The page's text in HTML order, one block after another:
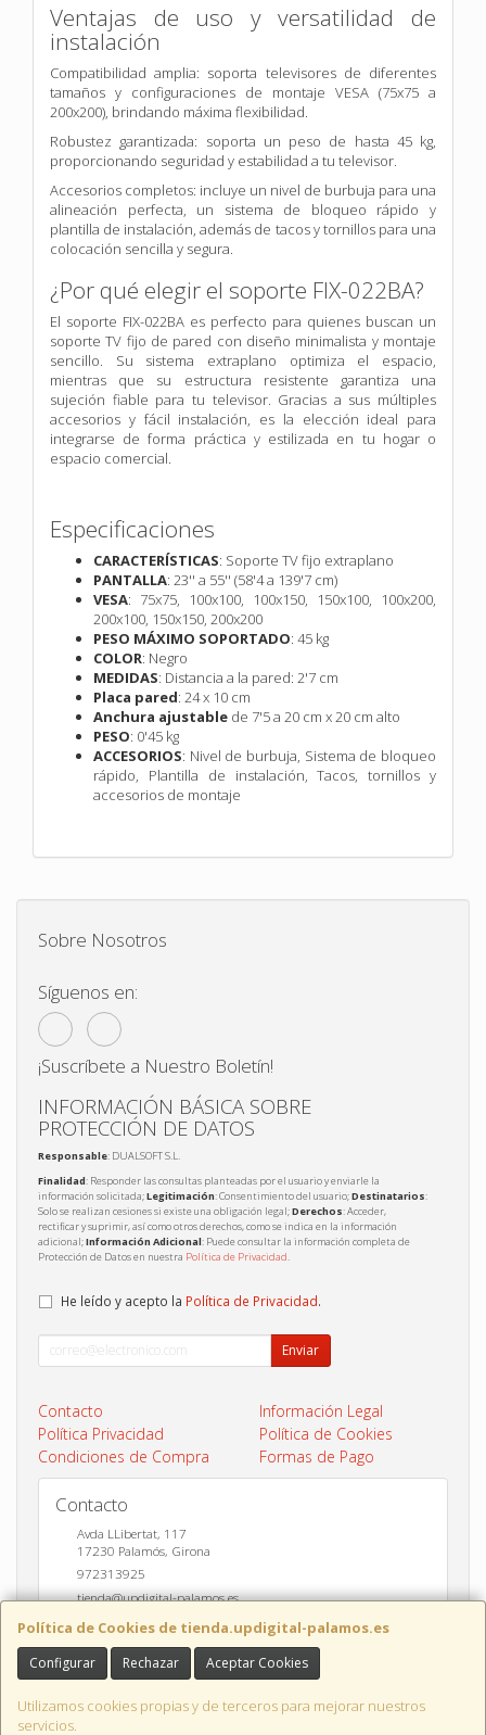
Ventajas de uso y versatilidad de
instalación
Compatibilidad amplia: soporta televisores de diferentes
tamaños y configuraciones de montaje VESA (75x75 a
200x200), brindando máxima flexibilidad.
Robustez garantizada: soporta un peso de hasta 45 kg,
proporcionando seguridad y estabilidad a tu televisor.
Accesorios completos: incluye un nivel de burbuja para una
alineación perfecta, un sistema de bloqueo rápido y
plantilla de instalación, además de tacos y tornillos para una
colocación sencilla y segura.
¿Por qué elegir el soporte FIX-022BA?
El soporte FIX-022BA es perfecto para quienes buscan un
soporte TV fijo de pared con diseño minimalista y montaje
sencillo. Su sistema extraplano optimiza el espacio,
mientras que su estructura resistente garantiza una
sujeción fiable para tu televisor. Gracias a sus múltiples
accesorios y fácil instalación, es la elección ideal para
integrarse de forma práctica y estilizada en tu hogar o
espacio comercial.
Especificaciones
CARACTERÍSTICAS: Soporte TV fijo extraplano
PANTALLA: 23'' a 55'' (58'4 a 139'7 cm)
VESA: 75x75, 100x100, 100x150, 150x100, 100x200,
200x100, 150x150, 200x200
PESO MÁXIMO SOPORTADO: 45 kg
COLOR: Negro
MEDIDAS: Distancia a la pared: 2'7 cm
Placa pared: 24 x 10 cm
Anchura ajustable de 7'5 a 20 cm x 20 cm alto
PESO: 0'45 kg
ACCESORIOS: Nivel de burbuja, Sistema de bloqueo
rápido, Plantilla de instalación,Tacos, tornillos y
accesorios de montaje
Política de Cookies de tienda.updigital-palamos.es
Configurar Rechazar Aceptar Cookies
Utilizamos cookies propias y de terceros para mejorar nuestros
servicios.
Sobre Nosotros
Síguenos en:
¡Suscríbete a Nuestro Boletín!
INFORMACIÓN BÁSICA SOBRE
PROTECCIÓN DE DATOS
Responsable: DUALSOFT S.L.
Finalidad: Responder las consultas planteadas por el usuario y enviarle la
información solicitada;Legitimación: Consentimiento del usuario;Destinatarios:
Solo se realizan cesiones si existe una obligación legal;Derechos: Acceder,
rectificar y suprimir, así como otros derechos, como se indica en la información
adicional;Información Adicional: Puede consultar la información completa de
Protección de Datos en nuestra Política de Privacidad.
He leído y acepto la Política de Privacidad.
Enviar
Contacto
Información Legal
Política Privacidad
Política de Cookies
Condiciones de Compra
Formas de Pago
Contacto
Avda LLibertat, 117
17230 Palamós, Girona
972313925
tienda@updigital-palamos.es
Horario